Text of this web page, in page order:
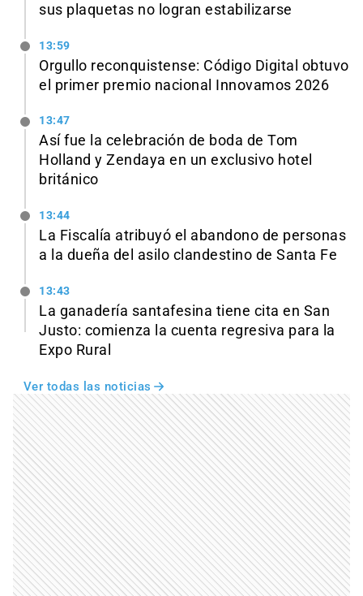
sus plaquetas no logran estabilizarse
13:59
Orgullo reconquistense: Código Digital obtuvo
el primer premio nacional Innovamos 2026
13:47
Así fue la celebración de boda de Tom
Holland y Zendaya en un exclusivo hotel
británico
13:44
La Fiscalía atribuyó el abandono de personas
a la dueña del asilo clandestino de Santa Fe
13:43
La ganadería santafesina tiene cita en San
Justo: comienza la cuenta regresiva para la
Expo Rural
Ver todas las noticias